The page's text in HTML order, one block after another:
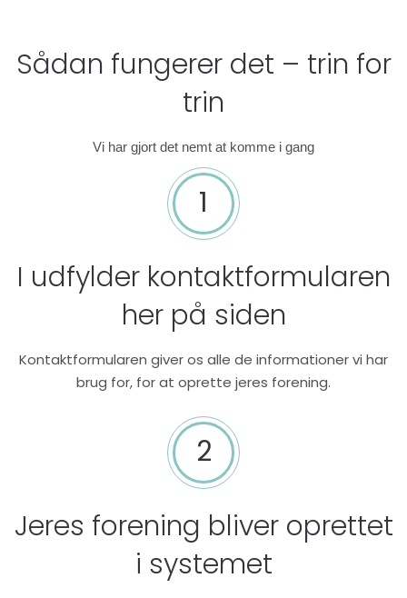
Sådan fungerer det – trin for
trin
Vi har gjort det nemt at komme i gang
1
I udfylder kontaktformularen
her på siden
Kontaktformularen giver os alle de informationer vi har
brug for, for at oprette jeres forening.
2
Jeres forening bliver oprettet
i systemet